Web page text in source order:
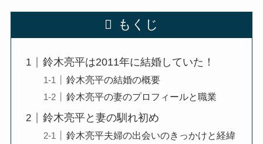
もくじ
鈴木亮平は2011年に結婚していた！
鈴木亮平の結婚の概要
鈴木亮平の妻のプロフィールと職業
鈴木亮平と妻の馴れ初め
鈴木亮平夫婦の出会いのきっかけと経緯